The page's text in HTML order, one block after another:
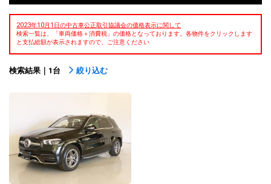
2023年10月1日の中古車公正取引協議会の価格表示に関して
検索一覧は、「車両価格＋消費税」の価格となっております。各物件をクリックします
と支払総額が表示されますので、ご注意ください
検索結果｜1台 絞り込む